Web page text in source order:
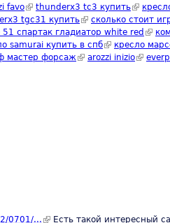
favo(link is external)
thunderx3 tc3 купить(link is
tgc31 купить(link is external)
сколько стоит
51 спартак гладиатор white red (link
samurai купить в спб(link is external)
кресло
мастер форсаж(link is external)
arozzi inizio(link is
0701/... (link is external)
Есть такой интересный